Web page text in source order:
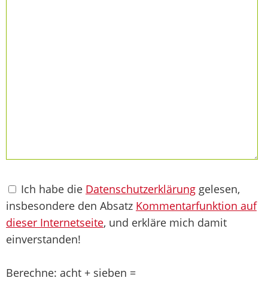
Ich habe die Datenschutzerklärung gelesen,
insbesondere den Absatz Kommentarfunktion auf
dieser Internetseite, und erkläre mich damit
einverstanden!
Berechne: acht + sieben =